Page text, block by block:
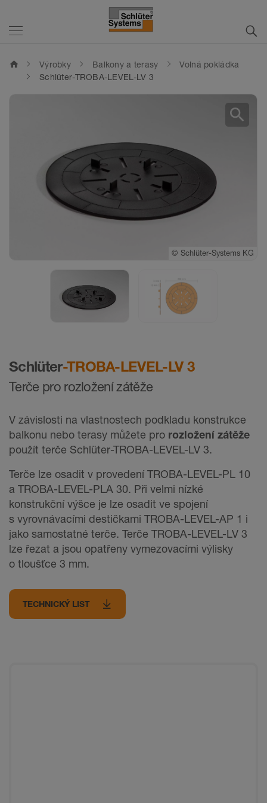
home Výrobky Balkony a terasy
Volná pokládka
Schlüter-TROBA-LEVEL-LV 3
Schlüter-TROBA-LEVEL-LV 3
Terče pro rozložení zátěže
V závislosti na vlastnostech podkladu konstrukce
balkonu nebo terasy můžete pro rozložení zátěže
použít terče Schlüter-TROBA-LEVEL-LV 3.
Terče lze osadit v provedení TROBA-LEVEL-PL 10
a TROBA-LEVEL-PLA 30. Při velmi nízké
konstrukční výšce je lze osadit ve spojení
s vyrovnávacími destičkami TROBA-LEVEL-AP 1 i
jako samostatné terče. Terče TROBA-LEVEL-LV 3
lze řezat a jsou opatřeny vymezovacími výlisky
o tloušťce 3 mm.
TECHNICKÝ LIST
© Schlüter-Systems KG
© Schlüter-Systems KG
search